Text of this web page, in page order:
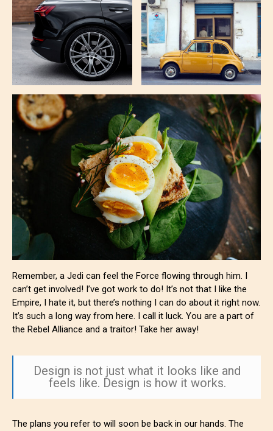
Remember, a Jedi can feel the Force flowing through him. I
can’t get involved! I’ve got work to do! It’s not that I like the
Empire, I hate it, but there’s nothing I can do about it right now.
It’s such a long way from here. I call it luck. You are a part of
the Rebel Alliance and a traitor! Take her away!
Design is not just what it looks like and
feels like. Design is how it works.
The plans you refer to will soon be back in our hands. The